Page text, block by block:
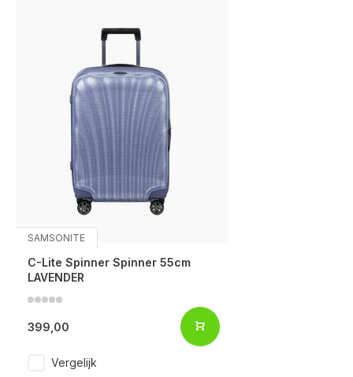
SAMSONITE
C-Lite Spinner Spinner 55cm
LAVENDER
399,00
Vergelijk